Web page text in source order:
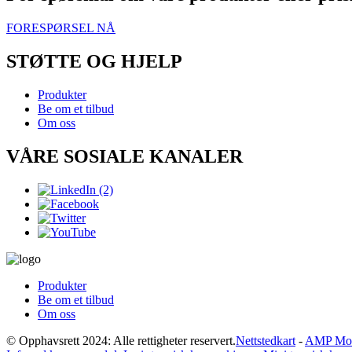
FORESPØRSEL NÅ
STØTTE OG HJELP
Produkter
Be om et tilbud
Om oss
VÅRE SOSIALE KANALER
Produkter
Be om et tilbud
Om oss
© Opphavsrett 2024: Alle rettigheter reservert.Nettstedkart - AMP